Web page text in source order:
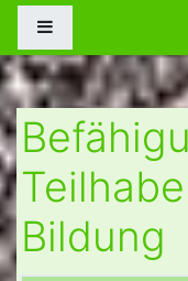
Passer au contenu
Bildung